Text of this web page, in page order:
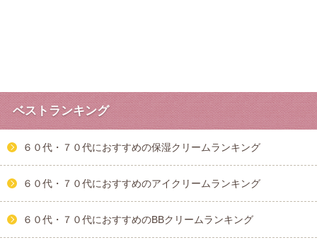
ベストランキング
６０代・７０代におすすめの保湿クリームランキング
６０代・７０代におすすめのアイクリームランキング
６０代・７０代におすすめのBBクリームランキング